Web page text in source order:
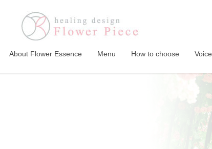
About Flower Essence Menu How to choose Voice